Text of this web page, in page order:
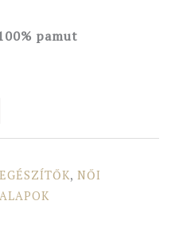
pamut
, NŐI